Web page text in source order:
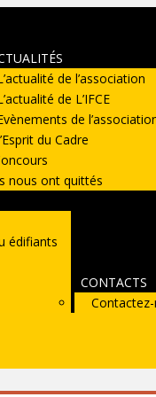
de l’association
de L’IFCE
de
du Cadre
nous ont quittés
édifiants
CONTACTS